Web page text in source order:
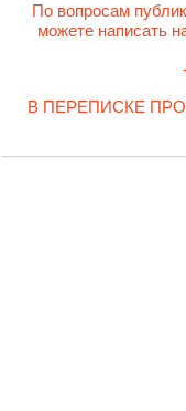
По вопросам
можете написать
В ПЕРЕПИСКЕ